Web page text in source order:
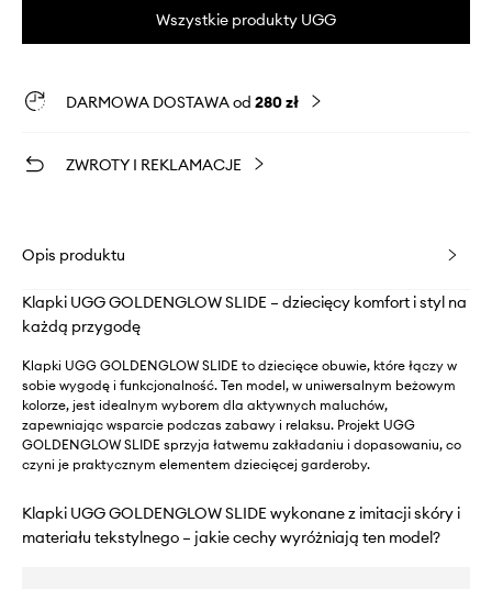
Wszystkie produkty UGG
DARMOWA DOSTAWA od 280 zł
ZWROTY I REKLAMACJE
Opis produktu
Klapki UGG GOLDENGLOW SLIDE – dziecięcy komfort i styl na
każdą przygodę
Klapki UGG GOLDENGLOW SLIDE to dziecięce obuwie, które łączy w
sobie wygodę i funkcjonalność. Ten model, w uniwersalnym beżowym
kolorze, jest idealnym wyborem dla aktywnych maluchów,
zapewniając wsparcie podczas zabawy i relaksu. Projekt UGG
GOLDENGLOW SLIDE sprzyja łatwemu zakładaniu i dopasowaniu, co
czyni je praktycznym elementem dziecięcej garderoby.
Klapki UGG GOLDENGLOW SLIDE wykonane z imitacji skóry i
materiału tekstylnego – jakie cechy wyróżniają ten model?